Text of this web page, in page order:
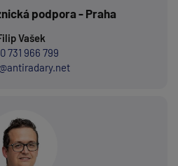
podpora - Praha
Vašek
731 966 799